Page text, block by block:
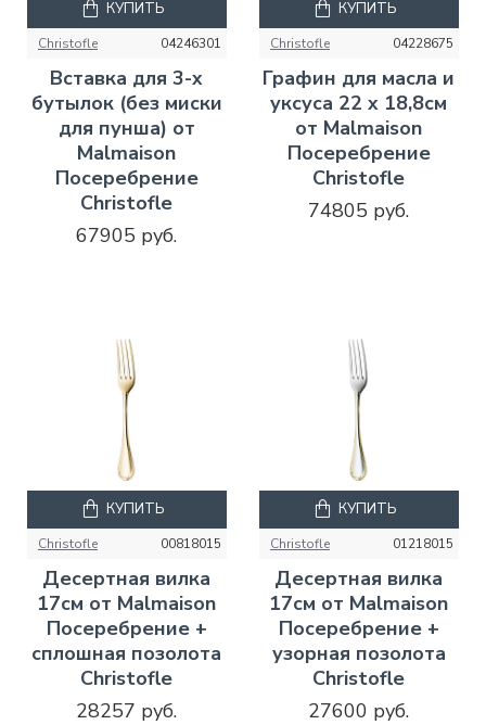
Christofle 04246301
Вставка для 3-х
бутылок (без миски
для пунша) от
Malmaison
Посеребрение
Christofle
67905 руб.
КУПИТЬ
Christofle 04228675
Графин для масла и
уксуса 22 x 18,8см
от Malmaison
Посеребрение
Christofle
74805 руб.
КУПИТЬ
Christofle 00818015
Десертная вилка
17см от Malmaison
Посеребрение +
сплошная позолота
Christofle
28257 руб.
КУПИТЬ
Christofle 01218015
Десертная вилка
17см от Malmaison
Посеребрение +
узорная позолота
Christofle
27600 руб.
КУПИТЬ